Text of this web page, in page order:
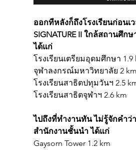
ออกทีหลังก็ถึงโรงเรียนก่อนเว
SIGNATURE II ใกล้สถานศึก
ได้แก่
โรงเรียนเตรียมอุดมศึกษา 1.9
จุฬาลงกรณ์มหาวิทยาลัย 2 km
โรงเรียนสาธิตปทุมวันฯ 2.5
โรงเรียนสาธิตจุฬาฯ 2.6 km
ไปถึงที่ทำงานทัน ไม่รู้จักคำว่
สำนักงานชั้นนำ ได้แก่
Gaysorn Tower 1.2 km